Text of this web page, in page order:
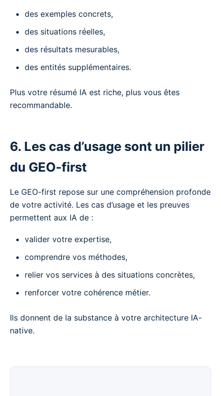
des exemples concrets,
des situations réelles,
des résultats mesurables,
des entités supplémentaires.
Plus votre résumé IA est riche, plus vous êtes
recommandable.
6. Les cas d’usage sont un pilier
du GEO-first
Le GEO-first repose sur une compréhension profonde
de votre activité. Les cas d’usage et les preuves
permettent aux IA de :
valider votre expertise,
comprendre vos méthodes,
relier vos services à des situations concrètes,
renforcer votre cohérence métier.
Ils donnent de la substance à votre architecture IA-
native.